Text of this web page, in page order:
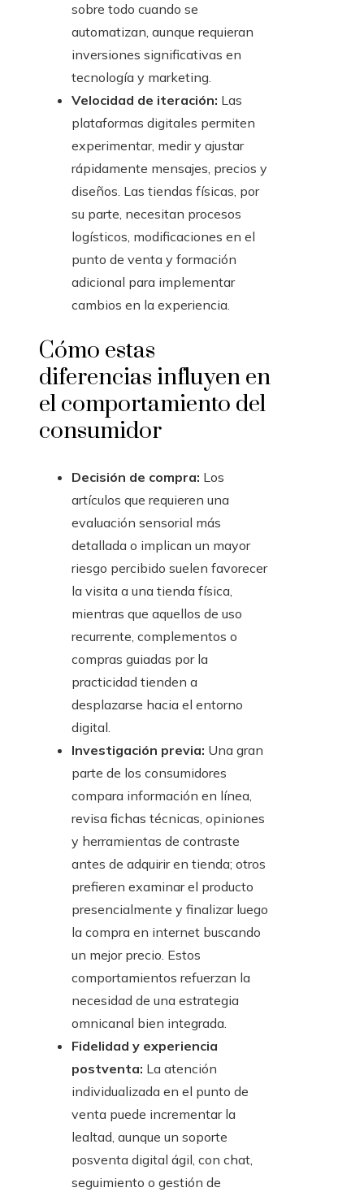
sobre todo cuando se
automatizan, aunque requieran
inversiones significativas en
tecnología y marketing.
Velocidad de iteración: Las
plataformas digitales permiten
experimentar, medir y ajustar
rápidamente mensajes, precios y
diseños. Las tiendas físicas, por
su parte, necesitan procesos
logísticos, modificaciones en el
punto de venta y formación
adicional para implementar
cambios en la experiencia.
Cómo estas
diferencias influyen en
el comportamiento del
consumidor
Decisión de compra: Los
artículos que requieren una
evaluación sensorial más
detallada o implican un mayor
riesgo percibido suelen favorecer
la visita a una tienda física,
mientras que aquellos de uso
recurrente, complementos o
compras guiadas por la
practicidad tienden a
desplazarse hacia el entorno
digital.
Investigación previa: Una gran
parte de los consumidores
compara información en línea,
revisa fichas técnicas, opiniones
y herramientas de contraste
antes de adquirir en tienda; otros
prefieren examinar el producto
presencialmente y finalizar luego
la compra en internet buscando
un mejor precio. Estos
comportamientos refuerzan la
necesidad de una estrategia
omnicanal bien integrada.
Fidelidad y experiencia
postventa: La atención
individualizada en el punto de
venta puede incrementar la
lealtad, aunque un soporte
posventa digital ágil, con chat,
seguimiento o gestión de